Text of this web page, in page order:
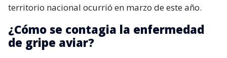
territorio nacional ocurrió en marzo de este año.
¿Cómo se contagia la enfermedad
de gripe aviar?